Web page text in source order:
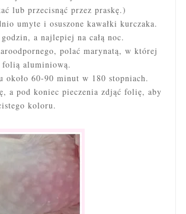
lub przecisnąć przez praskę.)
umyte i osuszone kawałki kurczaka.
a najlepiej na całą noc.
polać marynatą, w której
folią aluminiową.
60-90 minut w 180 stopniach.
a pod koniec pieczenia zdjąć folię, aby
koloru.